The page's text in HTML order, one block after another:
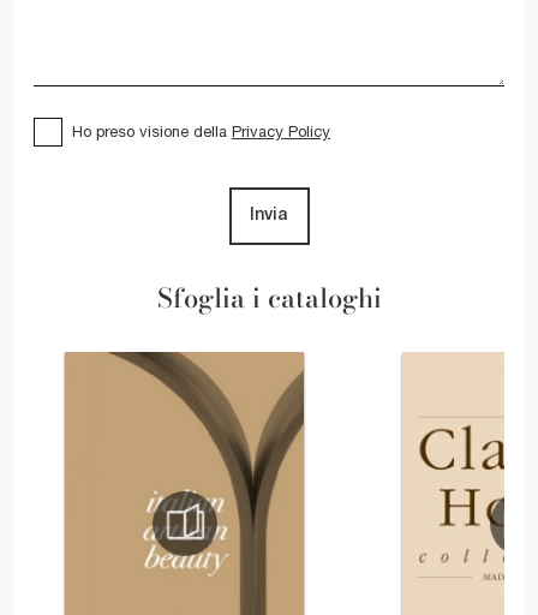
Sfoglia i cataloghi
Ho preso visione della Privacy Policy
Invia